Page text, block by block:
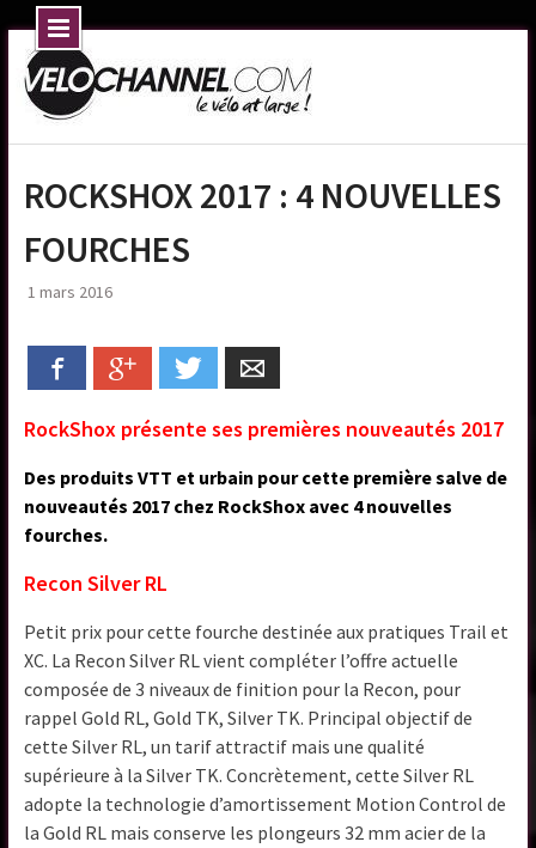
Skip
to
content
ROCKSHOX 2017 : 4 NOUVELLES
FOURCHES
1 mars 2016
Facebook Google+ Twitter
RockShox présente ses premières nouveautés 2017
Des produits VTT et urbain pour cette première salve de
nouveautés 2017 chez RockShox avec 4 nouvelles
fourches.
Recon Silver RL
Petit prix pour cette fourche destinée aux pratiques Trail et
XC. La Recon Silver RL vient compléter l’offre actuelle
composée de 3 niveaux de finition pour la Recon, pour
rappel Gold RL, Gold TK, Silver TK. Principal objectif de
cette Silver RL, un tarif attractif mais une qualité
supérieure à la Silver TK. Concrètement, cette Silver RL
adopte la technologie d’amortissement Motion Control de
la Gold RL mais conserve les plongeurs 32 mm acier de la